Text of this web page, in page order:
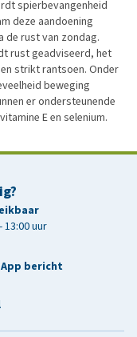
spierbevangenheid
deze aandoening
de rust van zondag.
rust geadviseerd, het
strikt rantsoen. Onder
beweging
er ondersteunende
E en selenium.
13:00 uur
bericht